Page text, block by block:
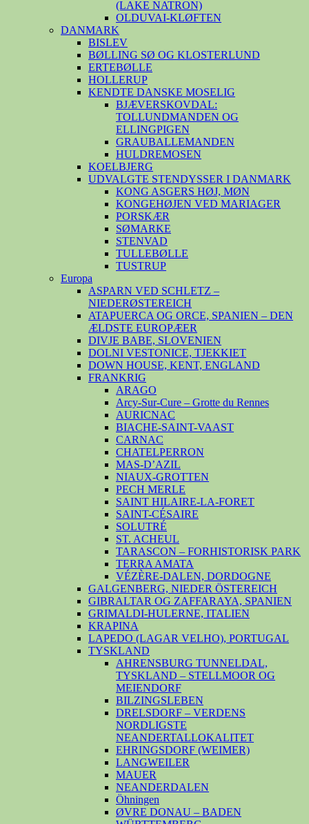
(LAKE NATRON)
OLDUVAI-KLØFTEN
DANMARK
BISLEV
BØLLING SØ OG KLOSTERLUND
ERTEBØLLE
HOLLERUP
KENDTE DANSKE MOSELIG
BJÆVERSKOVDAL:
TOLLUNDMANDEN OG
ELLINGPIGEN
GRAUBALLEMANDEN
HULDREMOSEN
KOELBJERG
UDVALGTE STENDYSSER I DANMARK
KONG ASGERS HØJ, MØN
KONGEHØJEN VED MARIAGER
PORSKÆR
SØMARKE
STENVAD
TULLEBØLLE
TUSTRUP
Europa
ASPARN VED SCHLETZ –
NIEDERØSTEREICH
ATAPUERCA OG ORCE, SPANIEN – DEN
ÆLDSTE EUROPÆER
DIVJE BABE, SLOVENIEN
DOLNI VESTONICE, TJEKKIET
DOWN HOUSE, KENT, ENGLAND
FRANKRIG
ARAGO
Arcy-Sur-Cure – Grotte du Rennes
AURICNAC
BIACHE-SAINT-VAAST
CARNAC
CHATELPERRON
MAS-D’AZIL
NIAUX-GROTTEN
PECH MERLE
SAINT HILAIRE-LA-FORET
SAINT-CÉSAIRE
SOLUTRÉ
ST. ACHEUL
TARASCON – FORHISTORISK PARK
TERRA AMATA
VÉZÈRE-DALEN, DORDOGNE
GALGENBERG, NIEDER ÖSTEREICH
GIBRALTAR OG ZAFFARAYA, SPANIEN
GRIMALDI-HULERNE, ITALIEN
KRAPINA
LAPEDO (LAGAR VELHO), PORTUGAL
TYSKLAND
AHRENSBURG TUNNELDAL,
TYSKLAND – STELLMOOR OG
MEIENDORF
BILZINGSLEBEN
DRELSDORF – VERDENS
NORDLIGSTE
NEANDERTALLOKALITET
EHRINGSDORF (WEIMER)
LANGWEILER
MAUER
NEANDERDALEN
Öhningen
ØVRE DONAU – BADEN